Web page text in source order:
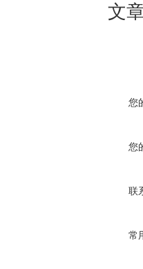
文
您
您
联
常